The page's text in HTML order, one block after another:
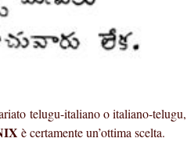
telugu-italiano o italiano-telugu,
è certamente un’ottima scelta.